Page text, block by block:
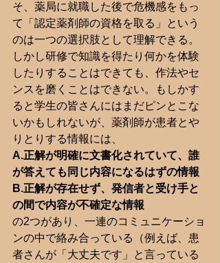
そ、薬局に就職した後で危機感をもっ
て「認定薬剤師の資格を取る」という
のは一つの選択肢として理解できる。
しかし研修で知識を得たり何かを体験
したりすることはできても、作法やセ
ンスを磨くことはできない。もしかす
ると学生の皆さんにはまだピンとこな
いかもしれないが、薬剤師が患者とや
りとりする情報には、
A.正解が明確に文書化されていて、誰
が答えても同じ内容になるはずの情報
B.正解が存在せず、発信者と受け手と
の間で内容が不確定な情報
の2つがあり、一連のコミュニケーショ
ンの中で絡み合っている（例えば、患
者さんが「大丈夫です」と言っている